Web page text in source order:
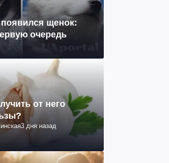
щенок:
очередь
от него
3 дня назад